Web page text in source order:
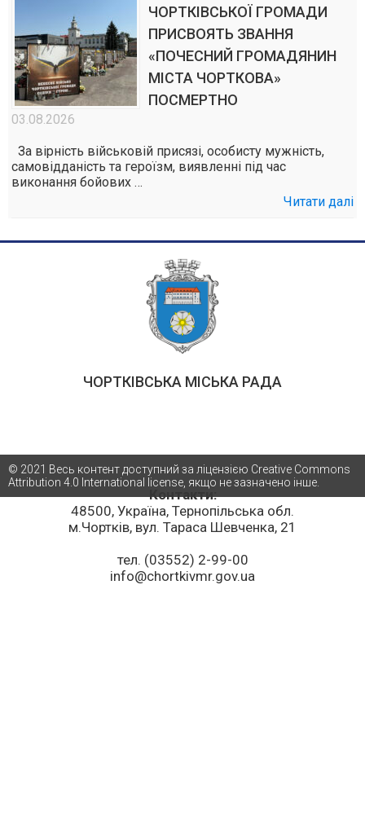
ЧОРТКІВСЬКОЇ ГРОМАДИ
ПРИСВОЯТЬ ЗВАННЯ
«ПОЧЕСНИЙ ГРОМАДЯНИН
МІСТА ЧОРТКОВА»
ПОСМЕРТНО
03.08.2026
За вірність військовій присязі, особисту мужність,
самовідданість та героїзм, виявленні під час
виконання бойових …
Читати далі
ЧОРТКІВСЬКА МІСЬКА РАДА
Контакти:
48500, Україна, Тернопільська обл.
м.Чортків, вул. Тараса Шевченка, 21
тел. (03552) 2-99-00
info@chortkivmr.gov.ua
© 2021 Весь контент доступний за ліцензією Creative Commons
Attribution 4.0 International license, якщо не зазначено інше.